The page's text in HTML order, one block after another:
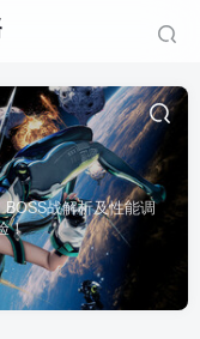
战解析及性能调
！